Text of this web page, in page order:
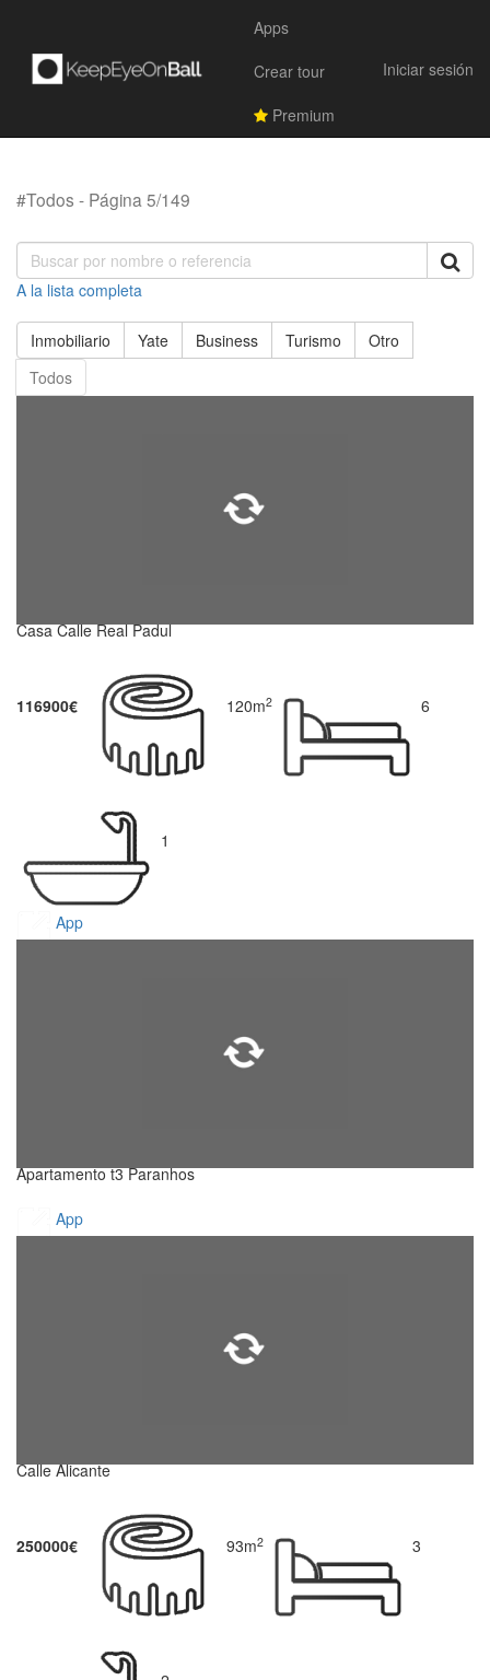
Apps
Crear tour
Premium
Iniciar sesión
#Todos - Página 5/149
A la lista completa
Inmobiliario Yate Business Turismo
Otro
Todos
Casa Calle Real Padul
116900€ 120m2 6
1
App
Apartamento t3 Paranhos
App
Calle Alicante
250000€ 93m2 3